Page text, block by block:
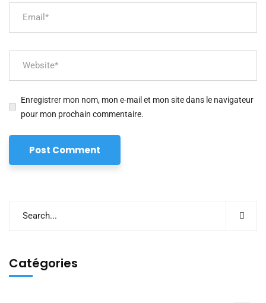
Enregistrer mon nom, mon e-mail et mon site dans le navigateur
pour mon prochain commentaire.
Catégories